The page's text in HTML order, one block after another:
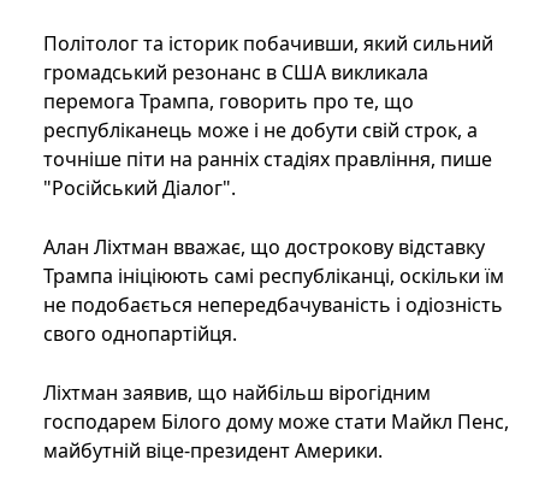
Політолог та історик побачивши, який сильний
громадський резонанс в США викликала
перемога Трампа, говорить про те, що
республіканець може і не добути свій строк, а
точніше піти на ранніх стадіях правління, пише
"Російський Діалог".
Алан Ліхтман вважає, що дострокову відставку
Трампа ініціюють самі республіканці, оскільки їм
не подобається непередбачуваність і одіозність
свого однопартійця.
Ліхтман заявив, що найбільш вірогідним
господарем Білого дому може стати Майкл Пенс,
майбутній віце-президент Америки.